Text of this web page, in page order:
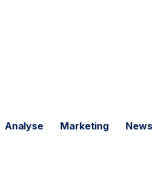
Analyse Marketing News